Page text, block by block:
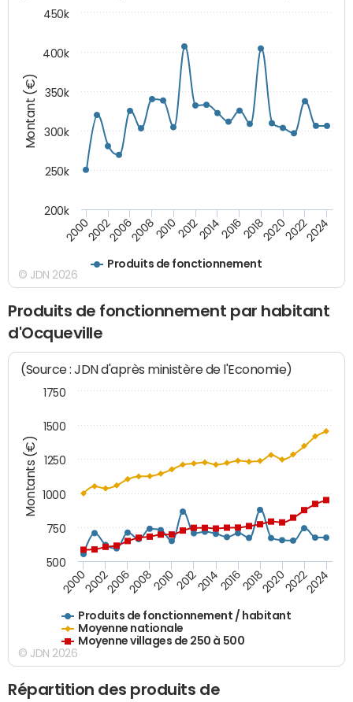
Montant (€)
Produits de fonctionnement
200020022006200820102012201420162018202020222024
200k
250k
300k
350k
400k
450k
© JDN 2026
Produits de fonctionnement par habitant
d'Ocqueville
Montants (€)
(Source : JDN d'après ministère de l'Economie)
Produits de fonctionnement / habitant
Moyenne nationale
Moyenne villages de 250 à 500
200020022006200820102012201420162018202020222024
500
750
1000
1250
1500
1750
© JDN 2026
Répartition des produits de